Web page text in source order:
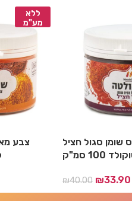
ללא
מע"מ
צבע
שומן סגול חציל
100 סמ"ק
₪40.00 ₪33.90